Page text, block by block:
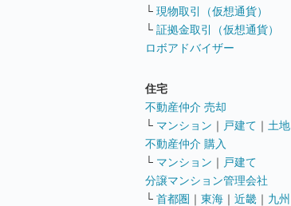
└ 現物取引（仮想通貨）
└ 証拠金取引（仮想通貨）
ロボアドバイザー
住宅
不動産仲介 売却
└ マンション ｜ 戸建て ｜ 土地
不動産仲介 購入
└ マンション ｜ 戸建て
分譲マンション管理会社
└ 首都圏 ｜ 東海 ｜ 近畿 ｜ 九州